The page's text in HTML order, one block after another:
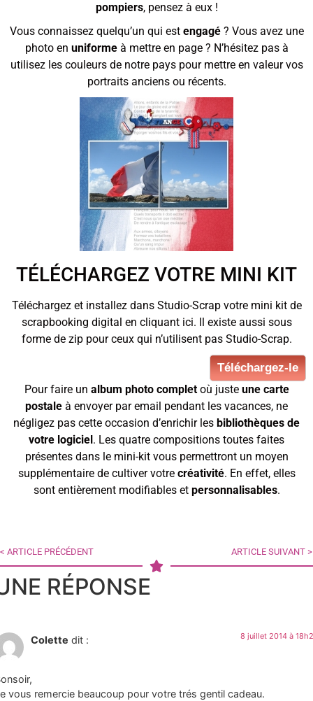
pompiers, pensez à eux !
Vous connaissez quelqu’un qui est engagé? Vous avez une
photo en uniformeà mettre en page ? N’hésitez pas à
utilisez les couleurs de notre pays pour mettre en valeur vos
portraits anciens ou récents.
TÉLÉCHARGEZ VOTRE MINI KIT
Téléchargez et installez dans Studio-Scrap votre mini kit de
scrapbooking digital en cliquant ici. Il existe aussi sous
forme de zip pour ceux qui n’utilisent pas Studio-Scrap.
Téléchargez-le
Pour faire un album photo completoù juste une carte
postale à envoyer par email pendant les vacances, ne
négligez pas cette occasion d’enrichir les bibliothèques de
votre logiciel. Les quatre compositions toutes faites
présentes dans le mini-kit vous permettront un moyen
supplémentaire de cultiver votre créativité. En effet, elles
sont entièrement modifiables et personnalisables.
< ARTICLE PRÉCÉDENT ARTICLE SUIVANT >
RÉPONSE
Colette dit : 8 juillet 2014 à
vous remercie beaucoup pour votre trés gentil cadeau.